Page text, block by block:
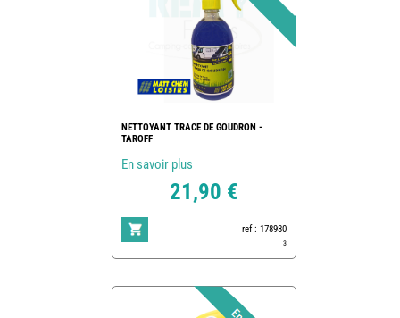
NETTOYANT TRACE DE GOUDRON -
TAROFF
En savoir plus
21,90 €
ref : 178980
3